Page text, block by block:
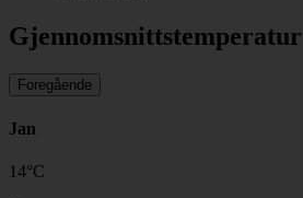
Foregående
Jan
14°C